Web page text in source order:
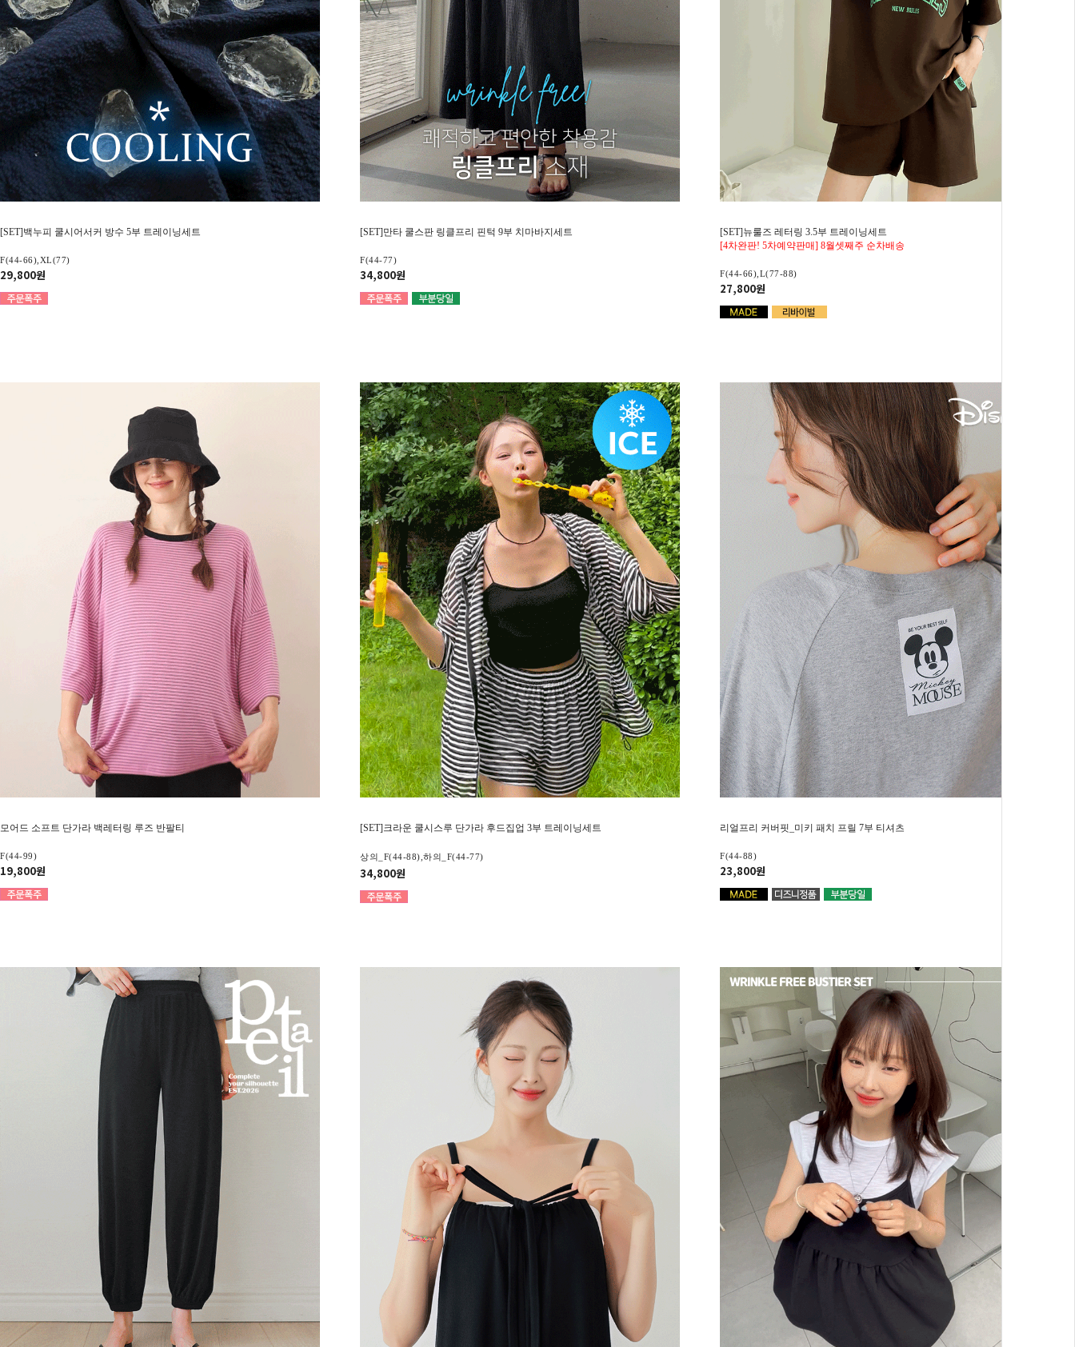
[SET]백누피 쿨시어서커 방수 5부 트레이닝세트
F(44-66),XL(77)
29,800원
[SET]만타 쿨스판 링클프리 핀턱 9부 치마바지세트
F(44-77)
34,800원
[SET]뉴룰즈 레터링 3.5부 트레이닝세트
[4차완판! 5차예약판매] 8월셋째주 순차배송
F(44-66),L(77-88)
27,800원
모어드 소프트 단가라 백레터링 루즈 반팔티
F(44-99)
19,800원
[SET]크라운 쿨시스루 단가라 후드집업 3부 트레이닝세트
상의_F(44-88),하의_F(44-77)
34,800원
리얼프리 커버핏_미키 패치 프릴 7부 티셔츠
F(44-88)
23,800원